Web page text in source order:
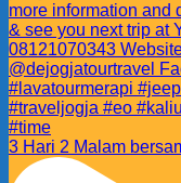
3 Hari 2 Malam